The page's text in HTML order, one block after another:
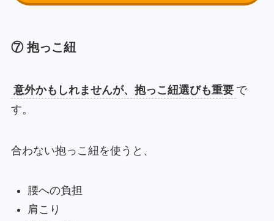
⑦ 抱っこ紐
意外かもしれませんが、抱っこ紐選びも重要 で
す。
合わない抱っこ紐を使うと、
腰への負担
肩こり